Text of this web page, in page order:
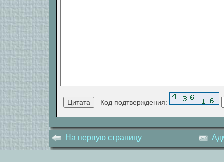
Код подтверждения:
На первую страницу